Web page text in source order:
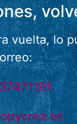
vuelta, lo